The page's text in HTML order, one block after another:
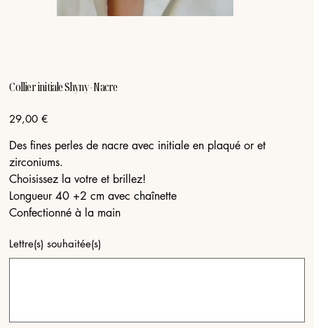
Collier initiale Shyny - Nacre
Prix
29,00 €
Des fines perles de nacre avec initiale en plaqué or et
zirconiums.
Choisissez la votre et brillez!
Longueur 40 +2 cm avec chaînette
Confectionné à la main
Lettre(s) souhaitée(s)